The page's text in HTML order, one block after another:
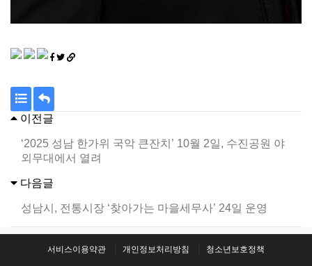
목
록
답
변
이전글
‘2025 성남 한가위 국악 큰잔치’ 10월 2일, 수진공원 야
외무대에서 열려
다음글
성남시, 전통시장 ‘찾아가는 마을세무사’ 24일 운영
서비스이용약관 개인정보처리방침 청소년보호정책